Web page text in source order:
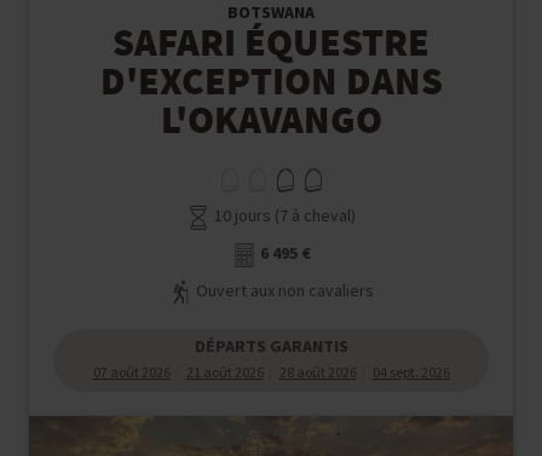
BOTSWANA
SAFARI ÉQUESTRE
D'EXCEPTION DANS
L'OKAVANGO
10 jours (7 à cheval)
6 495 €
Ouvert aux non cavaliers
DÉPARTS GARANTIS
07 août 2026 21 août 2026 28 août 2026 04 sept. 2026